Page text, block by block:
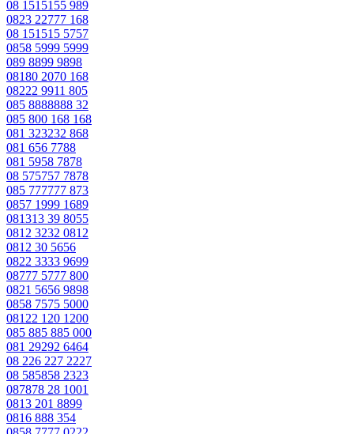
08 1515155 989
0823 22777 168
08 151515 5757
0858 5999 5999
089 8899 9898
08180 2070 168
08222 9911 805
085 8888888 32
085 800 168 168
081 323232 868
081 656 7788
081 5958 7878
08 575757 7878
085 777777 873
0857 1999 1689
081313 39 8055
0812 3232 0812
0812 30 5656
0822 3333 9699
08777 5777 800
0821 5656 9898
0858 7575 5000
08122 120 1200
085 885 885 000
081 29292 6464
08 226 227 2227
08 585858 2323
087878 28 1001
0813 201 8899
0816 888 354